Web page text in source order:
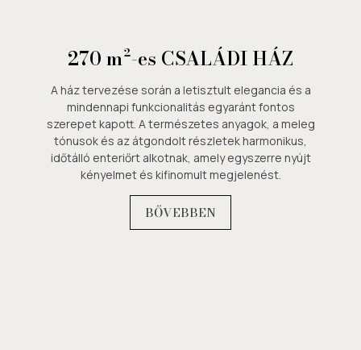
270 m²-es CSALÁDI HÁZ
A ház tervezése során a letisztult elegancia és a
mindennapi funkcionalitás egyaránt fontos
szerepet kapott. A természetes anyagok, a meleg
tónusok és az átgondolt részletek harmonikus,
időtálló enteriőrt alkotnak, amely egyszerre nyújt
kényelmet és kifinomult megjelenést.
BŐVEBBEN